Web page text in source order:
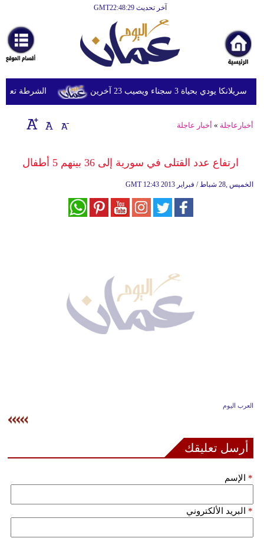
آخر تحديث GMT22:48:29
أخبارعاجلة
رياضة
ثقافة
إقتصاد
وموسيقى
علوم
أبراج
الشرطة تعتقل بحياة 3 سجناء ويصيب 23 آخرين
أخبارعاجلة » أخبار عاجلة
ارتفاع عدد القتلى في سورية إلى 36 بينهم 5 أطفال‏
GMT 12:43 2013 الخميس ,28 شباط / فبراير
العرب اليوم
أرسل تعليقك
الإسم *
البريد الألكتروني *